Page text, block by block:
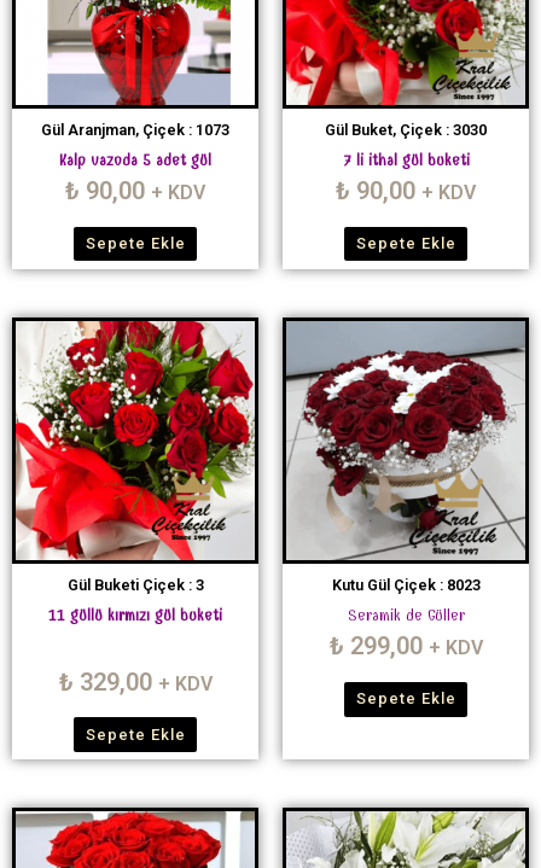
Gül Aranjman, Çiçek : 1073
Kalp vazoda 5 adet gül
₺ 90,00 + KDV
Sepete Ekle
Gül Buket, Çiçek : 3030
7 li ithal gül buketi
₺ 90,00 + KDV
Sepete Ekle
Gül Buketi Çiçek : 3
11 güllü kırmızı gül buketi
₺ 329,00 + KDV
Sepete Ekle
Kutu Gül Çiçek : 8023
Seramik de Güller
₺ 299,00 + KDV
Sepete Ekle